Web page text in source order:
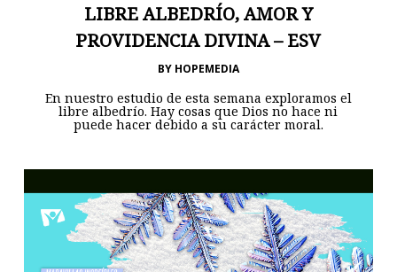
LIBRE ALBEDRÍO, AMOR Y
PROVIDENCIA DIVINA – ESV
BY HOPEMEDIA
En nuestro estudio de esta semana exploramos el
libre albedrío. Hay cosas que Dios no hace ni
puede hacer debido a su carácter moral.